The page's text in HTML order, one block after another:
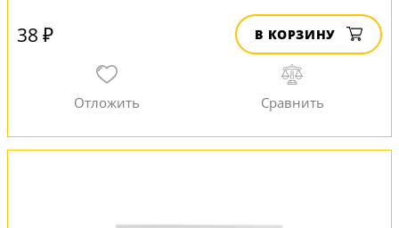
38 ₽ В КОРЗИНУ